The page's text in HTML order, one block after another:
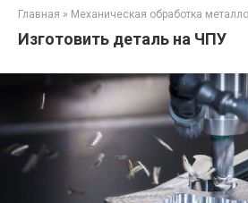
Главная » Механическая обработка
Изготовить деталь на ЧПУ